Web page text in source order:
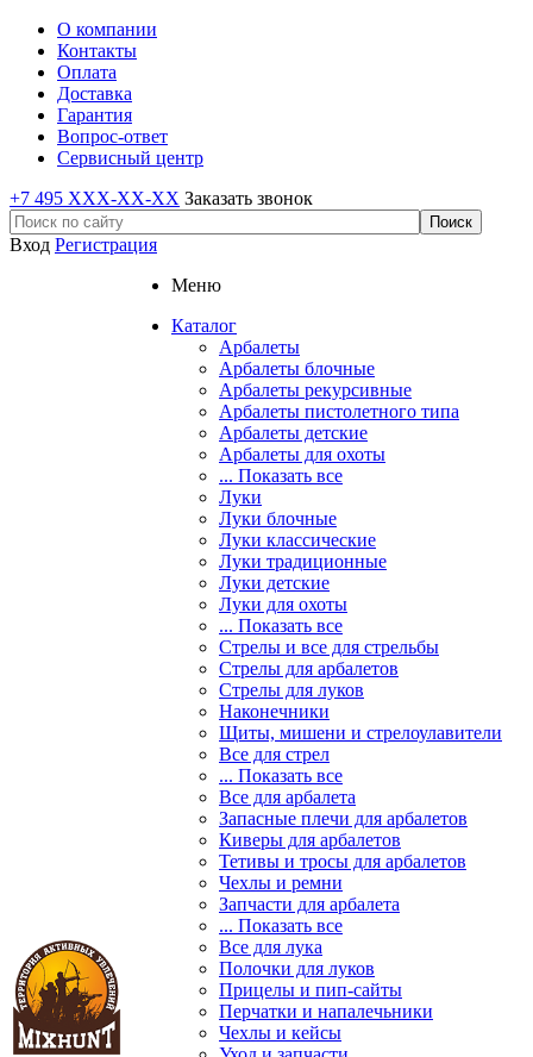
О компании
Контакты
Оплата
Доставка
Гарантия
Вопрос-ответ
Сервисный центр
+7 495 XXX-XX-XX Заказать звонок
Вход Регистрация
Меню
Каталог
Арбалеты
Арбалеты блочные
Арбалеты рекурсивные
Арбалеты пистолетного типа
Арбалеты детские
Арбалеты для охоты
... Показать все
Луки
Луки блочные
Луки классические
Луки традиционные
Луки детские
Луки для охоты
... Показать все
Стрелы и все для стрельбы
Стрелы для арбалетов
Стрелы для луков
Наконечники
Щиты, мишени и стрелоулавители
Все для стрел
... Показать все
Все для арбалета
Запасные плечи для арбалетов
Киверы для арбалетов
Тетивы и тросы для арбалетов
Чехлы и ремни
Запчасти для арбалета
... Показать все
Все для лука
Полочки для луков
Прицелы и пип-сайты
Перчатки и напалечьники
Чехлы и кейсы